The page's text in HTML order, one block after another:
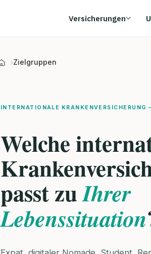
Versicherungen
Zielgruppen
INTERNATIONALE KRANKENVERSICHERUNG
Welche
passt zuIhrer
Lebenssituation